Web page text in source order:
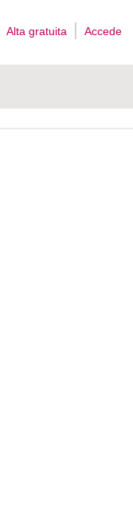
Alta gratuita Accede